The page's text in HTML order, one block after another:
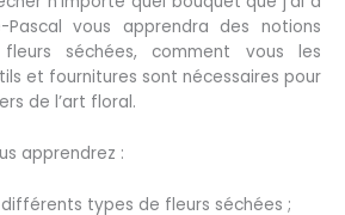
Pascal vous apprendra des notions
séchées, comment vous les
et fournitures sont nécessaires pour
de l’art floral.
apprendrez :
types de fleurs séchées ;